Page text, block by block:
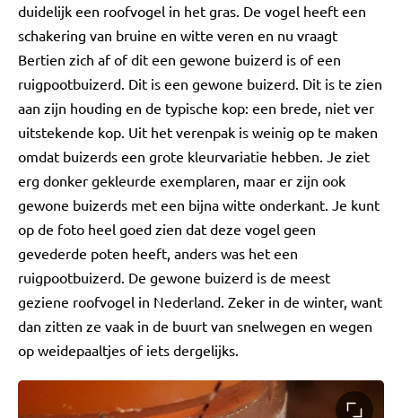
duidelijk een roofvogel in het gras. De vogel heeft een
schakering van bruine en witte veren en nu vraagt
Bertien zich af of dit een gewone buizerd is of een
ruigpootbuizerd. Dit is een gewone buizerd. Dit is te zien
aan zijn houding en de typische kop: een brede, niet ver
uitstekende kop. Uit het verenpak is weinig op te maken
omdat buizerds een grote kleurvariatie hebben. Je ziet
erg donker gekleurde exemplaren, maar er zijn ook
gewone buizerds met een bijna witte onderkant. Je kunt
op de foto heel goed zien dat deze vogel geen
gevederde poten heeft, anders was het een
ruigpootbuizerd. De gewone buizerd is de meest
geziene roofvogel in Nederland. Zeker in de winter, want
dan zitten ze vaak in de buurt van snelwegen en wegen
op weidepaaltjes of iets dergelijks.